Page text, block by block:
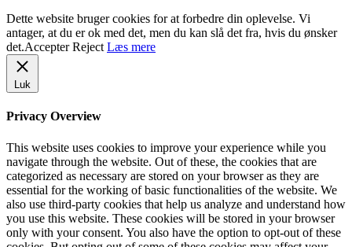
Dette website bruger cookies for at forbedre din oplevelse. Vi
antager, at du er ok med det, men du kan slå det fra, hvis du ønsker
det.Accepter Reject Læs mere
Luk
Privacy Overview
This website uses cookies to improve your experience while you
navigate through the website. Out of these, the cookies that are
categorized as necessary are stored on your browser as they are
essential for the working of basic functionalities of the website. We
also use third-party cookies that help us analyze and understand how
you use this website. These cookies will be stored in your browser
only with your consent. You also have the option to opt-out of these